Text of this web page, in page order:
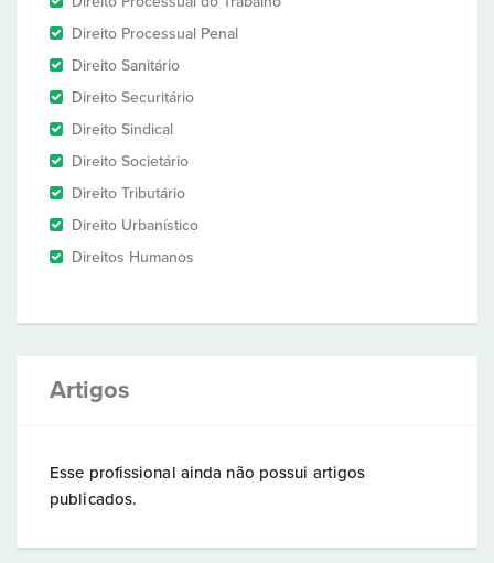
Direito Processual Penal
Direito Sanitário
Direito Securitário
Direito Sindical
Direito Societário
Direito Tributário
Direito Urbanístico
Direitos Humanos
Artigos
Esse profissional ainda não possui artigos
publicados.